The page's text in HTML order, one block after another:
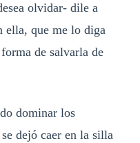
olvidar- dile a
ella, que me lo diga
de salvarla de
dominar los
dejó caer en la silla